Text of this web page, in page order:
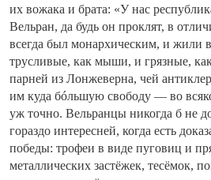
их вожака и брата: «У нас
Вельран, да будь он проклят, в
всегда был монархическим, и
трусливые, как мыши, и грязные,
парней из Лонжеверна, чей
им куда бóльшую свободу — во
уж точно. Вельранцы никогда б не
гораздо интересней, когда есть
победы: трофеи в виде пуговиц и
металлических застёжек, тесёмок,